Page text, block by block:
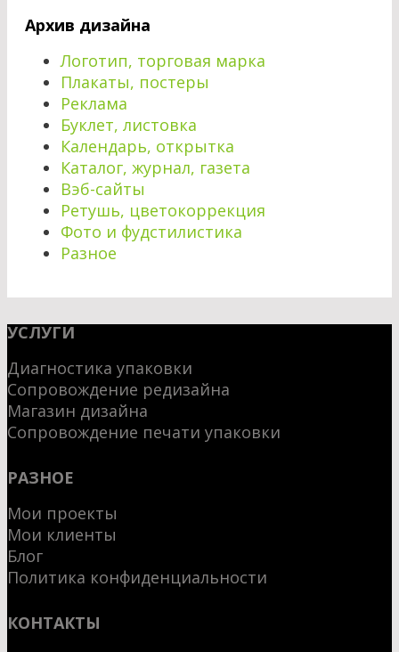
Архив дизайна
Логотип, торговая марка
Плакаты, постеры
Реклама
Буклет, листовка
Календарь, открытка
Каталог, журнал, газета
Вэб-сайты
Ретушь, цветокоррекция
Фото и фудстилистика
Разное
УСЛУГИ
Диагностика упаковки
Сопровождение редизайна
Магазин дизайна
Сопровождение печати упаковки
РАЗНОЕ
Мои проекты
Мои клиенты
Блог
Политика конфиденциальности
КОНТАКТЫ